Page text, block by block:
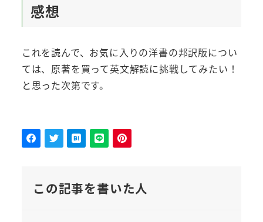
感想
これを読んで、お気に入りの洋書の邦訳版につい
ては、原著を買って英文解読に挑戦してみたい！
と思った次第です。
この記事を書いた人